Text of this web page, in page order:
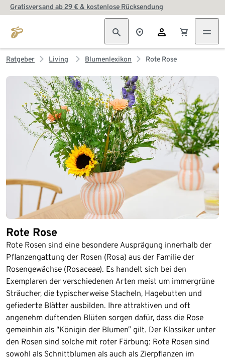
Gratisversand ab 29 € & kostenlose Rücksendung
Ratgeber Living Blumenlexikon Rote Rose
Rote Rose
Rote Rosen sind eine besondere Ausprägung innerhalb der
Pflanzengattung der Rosen (Rosa) aus der Familie der
Rosengewächse (Rosaceae). Es handelt sich bei den
Exemplaren der verschiedenen Arten meist um immergrüne
Sträucher, die typischerweise Stacheln, Hagebutten und
gefiederte Blätter ausbilden. Ihre attraktiven und oft
angenehm duftenden Blüten sorgen dafür, dass die Rose
gemeinhin als “Königin der Blumen” gilt. Der Klassiker unter
den Rosen sind solche mit roter Färbung: Rote Rosen sind
sowohl als Schnittblumen als auch als Zierpflanzen im